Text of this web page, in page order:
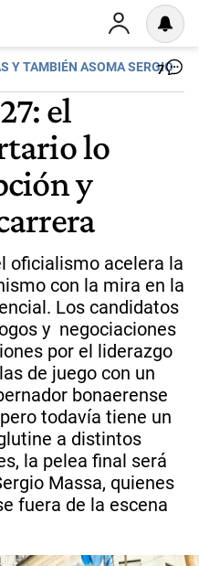
Y TAMBIÉN ASOMA SERGIO
7
el
lo
y
oficialismo acelera la
con la mira en la
Los candidatos
y negociaciones
por el liderazgo
de juego con un
bonaerense
todavía tiene un
a distintos
la pelea final será
Massa, quienes
fuera de la escena